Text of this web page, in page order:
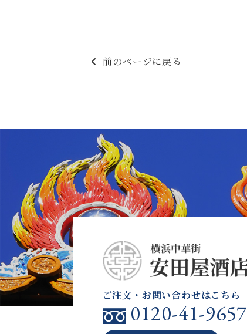
前のページに戻る
ご注文・お問い合わせはこちら
0120-41-9657